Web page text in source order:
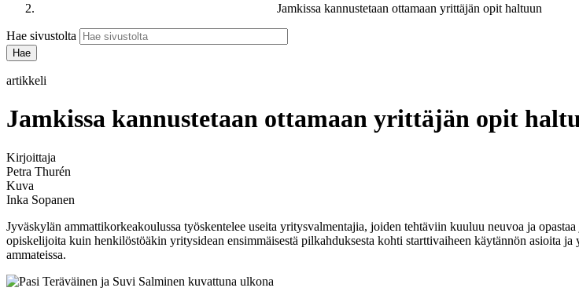
Jamkissa kannustetaan ottamaan yrittäjän opit haltuun
Hae sivustolta
artikkeli
Jamkissa kannustetaan ottamaan yrittäjän opit
Kirjoittaja
Petra Thurén
Kuva
Inka Sopanen
Jyväskylän ammattikorkeakoulussa työskentelee useita yritysvalmentajia, joiden tehtäviin kuuluu neuvoa ja
opiskelijoita kuin henkilöstöäkin yritysidean ensimmäisestä pilkahduksesta kohti starttivaiheen käytännön asioita
ammateissa.